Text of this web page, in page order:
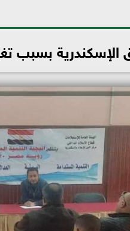
بسبب